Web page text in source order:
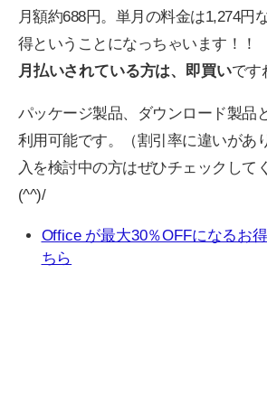
月額約688円。単月の料金は1,274円
得ということになっちゃいます！
月払いされている方は、即買いです
パッケージ製品、ダウンロード製品
利用可能です。（割引率に違いがあ
入を検討中の方はぜひチェックし
(^^)/
Office が最大30％OFFになるお
ちら